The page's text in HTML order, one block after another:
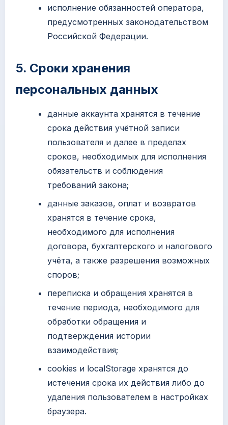
исполнение обязанностей оператора,
предусмотренных законодательством
Российской Федерации.
5. Сроки хранения
персональных данных
данные аккаунта хранятся в течение
срока действия учётной записи
пользователя и далее в пределах
сроков, необходимых для исполнения
обязательств и соблюдения
требований закона;
данные заказов, оплат и возвратов
хранятся в течение срока,
необходимого для исполнения
договора, бухгалтерского и налогового
учёта, а также разрешения возможных
споров;
переписка и обращения хранятся в
течение периода, необходимого для
обработки обращения и
подтверждения истории
взаимодействия;
cookies и localStorage хранятся до
истечения срока их действия либо до
удаления пользователем в настройках
браузера.